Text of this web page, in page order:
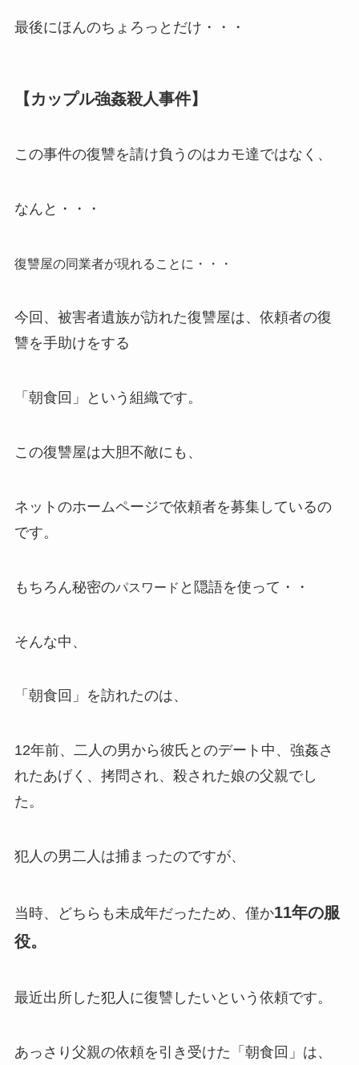
最後にほんのちょろっとだけ・・・
【カップル強姦殺人事件】
この事件の復讐を請け負うのはカモ達ではなく、
なんと・・・
復讐屋の同業者が現れることに・・・
今回、被害者遺族が訪れた復讐屋は、依頼者の復
讐を手助けをする
「朝食回」という組織です。
この復讐屋は大胆不敵にも、
ネットのホームページで依頼者を募集しているの
です。
もちろん秘密のパスワード と隠語を使って・・
そんな中、
「朝食回」を訪れたのは、
12年前、二人の男から彼氏とのデート中、強姦さ
れたあげく、拷問され、殺された娘の父親でし
た。
犯人の男二人は捕まったのですが、
当時、どちらも未成年だったため、僅か11年の服
役。
最近出所した犯人に復讐したいという依頼です。
あっさり父親の依頼を引き受けた「朝食回」は、